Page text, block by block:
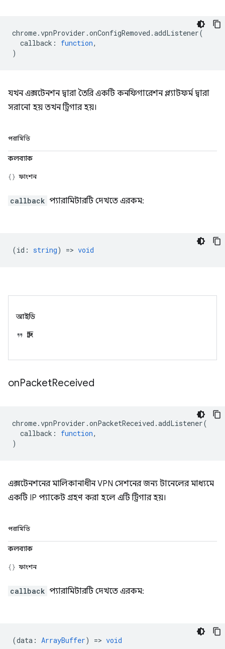
chrome.vpnProvider .onConfigRemoved .addListener(
callback : function,
)
যখন এক্সটেনশন দ্বারা তৈরি একটি কনফিগারেশন প্ল্যাটফর্ম দ্বারা
সরানো হয় তখন ট্রিগার হয়।
পরামিতি
কলব্যাক
ফাংশন
callback প্যারামিটারটি দেখতে এরকম:
(id : string) => void
আইডি
স্ট্রিং
onPacketReceived
chrome.vpnProvider .onPacketReceived .addListener(
callback : function,
)
এক্সটেনশনের মালিকানাধীন VPN সেশনের জন্য টানেলের মাধ্যমে
একটি IP প্যাকেট গ্রহণ করা হলে এটি ট্রিগার হয়।
পরামিতি
কলব্যাক
ফাংশন
callback প্যারামিটারটি দেখতে এরকম:
(data : ArrayBuffer) => void